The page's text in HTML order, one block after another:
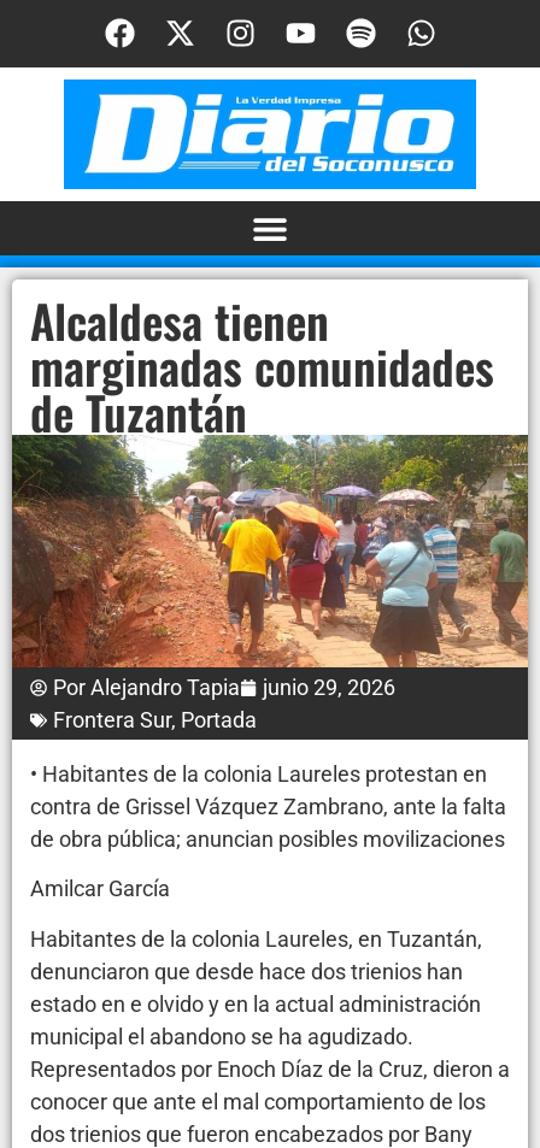
Alcaldesa tienen
marginadas comunidades
de Tuzantán
PorAlejandro Tapia
junio 29, 2026
Frontera Sur, Portada
• Habitantes de la colonia Laureles protestan en
contra de Grissel Vázquez Zambrano, ante la falta
de obra pública; anuncian posibles movilizaciones
Amilcar García
Habitantes de la colonia Laureles, en Tuzantán,
denunciaron que desde hace dos trienios han
estado en e olvido y en la actual administración
municipal el abandono se ha agudizado.
Representados por Enoch Díaz de la Cruz, dieron a
conocer que ante el mal comportamiento de los
dos trienios que fueron encabezados por Bany